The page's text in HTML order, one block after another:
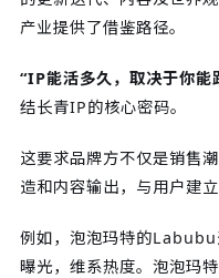
产业提供了借鉴路径。
“IP能活多久，取决于你能
结长青IP的核心密码。
这要求品牌方不仅是销售
造和内容输出，与用户建
例如，泡泡玛特的
曝光，维系热度。泡泡玛